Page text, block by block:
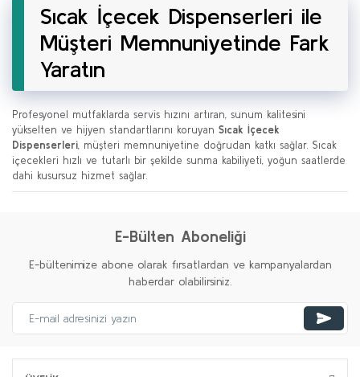
Sıcak İçecek Dispenserleri ile
Müşteri Memnuniyetinde Fark
Yaratın
Profesyonel mutfaklarda servis hızını artıran, sunum kalitesini
yükselten ve hijyen standartlarını koruyan Sıcak İçecek
Dispenserleri, müşteri memnuniyetine doğrudan katkı sağlar. Sıcak
içecekleri hızlı ve tutarlı bir şekilde sunma kabiliyeti, yoğun saatlerde
dahi kusursuz hizmet sağlar.
E-Bülten Aboneliği
E-bültenimize abone olarak fırsatlardan ve kampanyalardan
haberdar olabilirsiniz.